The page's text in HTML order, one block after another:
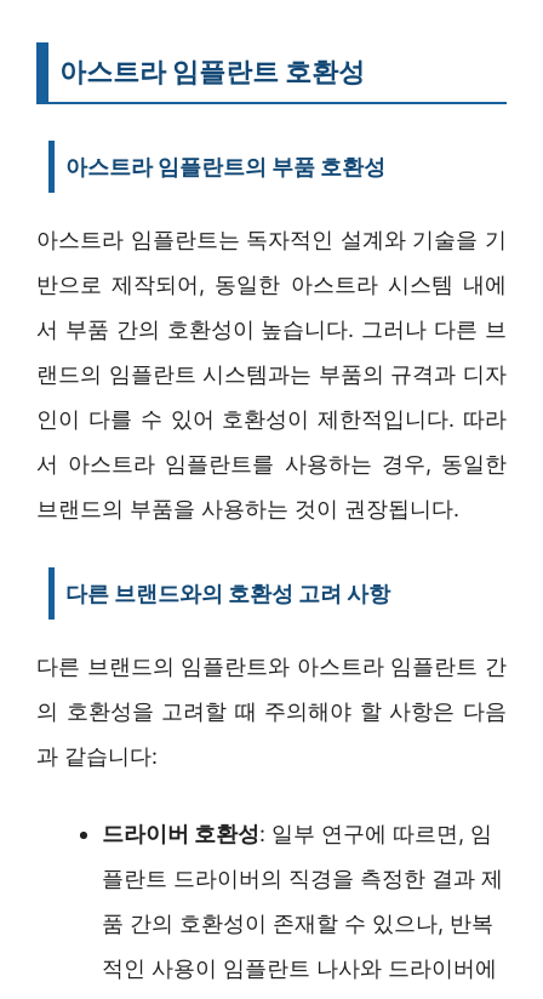
아스트라 임플란트 호환성
아스트라 임플란트의 부품 호환성
아스트라 임플란트는 독자적인 설계와 기술을 기
반으로 제작되어, 동일한 아스트라 시스템 내에
서 부품 간의 호환성이 높습니다. 그러나 다른 브
랜드의 임플란트 시스템과는 부품의 규격과 디자
인이 다를 수 있어 호환성이 제한적입니다. 따라
서 아스트라 임플란트를 사용하는 경우, 동일한
브랜드의 부품을 사용하는 것이 권장됩니다.
다른 브랜드와의 호환성 고려 사항
다른 브랜드의 임플란트와 아스트라 임플란트 간
의 호환성을 고려할 때 주의해야 할 사항은 다음
과 같습니다:
드라이버 호환성: 일부 연구에 따르면, 임
플란트 드라이버의 직경을 측정한 결과 제
품 간의 호환성이 존재할 수 있으나, 반복
적인 사용이 임플란트 나사와 드라이버에